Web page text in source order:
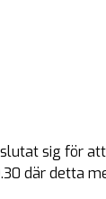
sig för
där detta